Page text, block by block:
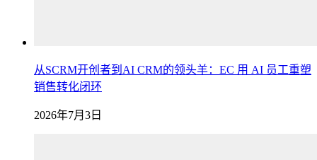
从SCRM开创者到AI CRM的领头羊：EC 用 AI 员工重塑
销售转化闭环
2026年7月3日